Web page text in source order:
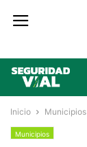
Inicio Municipios
Municipios